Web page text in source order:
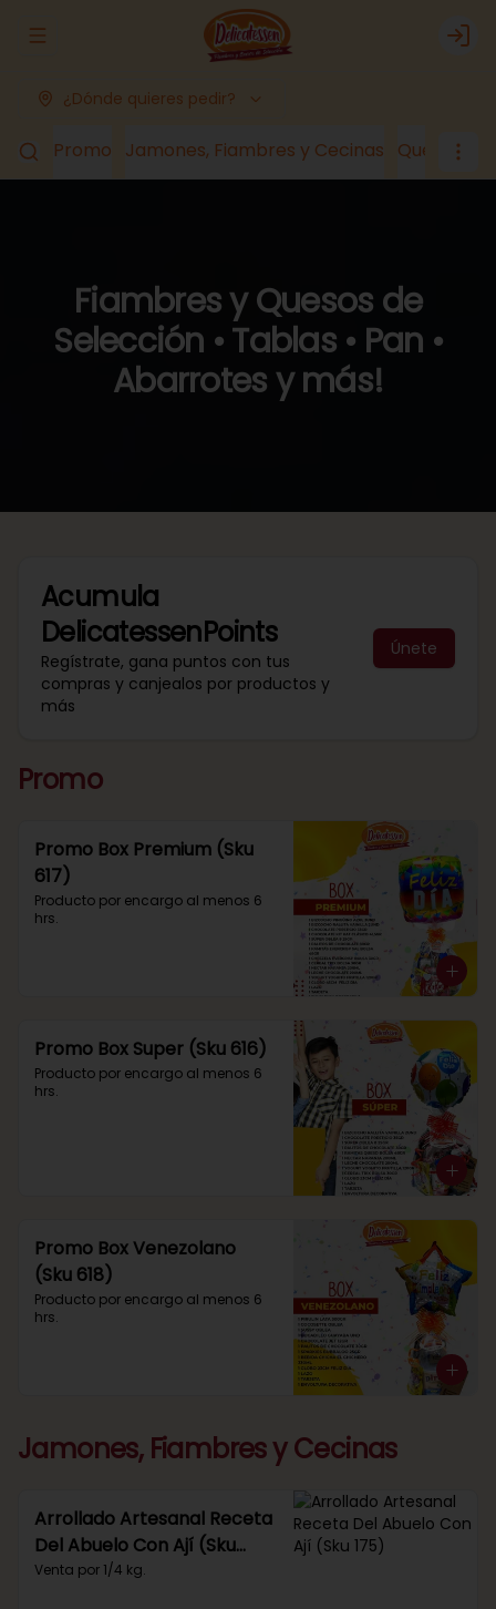
Abrir menu de navegación Login
¿Dónde quieres pedir?
Promo Jamones, Fiambres y Cecinas Quesos
Fiambres y Quesos de
Selección • Tablas • Pan •
Abarrotes y más!
Acumula
DelicatessenPoints
Regístrate, gana puntos con tus
compras y canjealos por productos y
más
Únete
Promo
Promo Box Premium (Sku
617)
Producto por encargo al menos 6
hrs.
Promo Box Super (Sku 616)
Producto por encargo al menos 6
hrs.
Promo Box Venezolano
(Sku 618)
Producto por encargo al menos 6
hrs.
Jamones, Fiambres y Cecinas
Arrollado Artesanal Receta
Del Abuelo Con Ají (Sku
175)
Venta por 1/4 kg.